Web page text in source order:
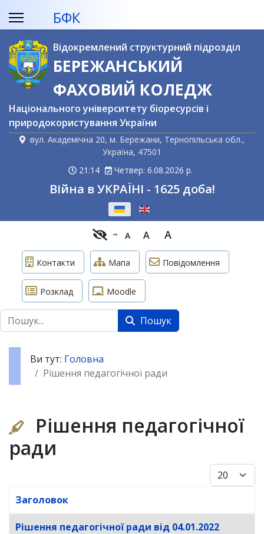
БФК
Відокремлений структурний підрозділ
БЕРЕЖАНСЬКИЙ
ФАХОВИЙ КОЛЕДЖ
Національного університету біоресурсів і
природокористування України
вул. Академічна 20, м. Бережани, Тернопільська обл.,
Україна, 47501
21:14
Четвер: 6.08.2026 р.
Війна в УКРАЇНІ - 1625 доба!
A A A
Контакти Мапа Повідомлення
Розклад Moodle
Пошук Пошук
Ви тут: Головна
Рішення педагогічної ради
Рішення педагогічної
ради
Показувати
Заголовок
Рішення педагогічної ради від 04.01.2022